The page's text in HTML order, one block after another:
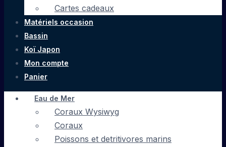
Cartes cadeaux
Matériels occasion
Bassin
Koï Japon
Mon compte
Panier
Eau de Mer
Coraux Wysiwyg
Coraux
Poissons et detritivores marins